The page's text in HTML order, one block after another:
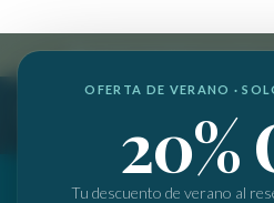
OFERTA DE VERANO ·
20%
Tu descuento de verano al